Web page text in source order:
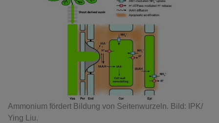
Ammonium fördert Bildung von Seitenwurzeln. Bild: IPK/
Ying Liu.